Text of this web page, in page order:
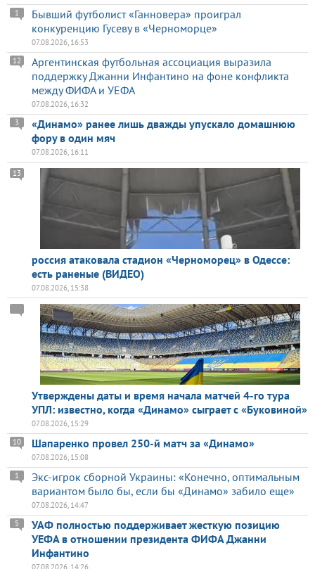
Бывший футболист «Ганновера» проиграл
конкуренцию Гусеву в «Черноморце»
1
07.08.2026, 16:53
Аргентинская футбольная ассоциация выразила
поддержку Джанни Инфантино на фоне конфликта
между ФИФА и УЕФА
12
07.08.2026, 16:32
«Динамо» ранее лишь дважды упускало домашнюю
фору в один мяч
3
07.08.2026, 16:11
россия атаковала стадион «Черноморец» в Одессе:
есть раненые (ВИДЕО)
13
07.08.2026, 15:38
Утверждены даты и время начала матчей 4-го тура
УПЛ: известно, когда «Динамо» сыграет с «Буковиной»
07.08.2026, 15:29
Шапаренко провел 250-й матч за «Динамо»
10
07.08.2026, 15:08
Экс-игрок сборной Украины: «Конечно, оптимальным
вариантом было бы, если бы «Динамо» забило еще»
1
07.08.2026, 14:47
УАФ полностью поддерживает жесткую позицию
УЕФА в отношении президента ФИФА Джанни
Инфантино
5
07.08.2026, 14:26